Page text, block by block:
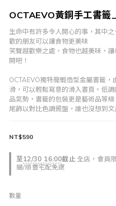
OCTAEVO黃銅手工書籤
生命中有許多令人開心的事，其中
歡的朋友可以讓食物更美味
笑聲越歡樂之處，食物也越美味，
開吧！
OCTAEVO獨特龍蝦造型金屬書籤
滑，可以輕鬆寫意的滑入書頁。低
品氣勢，書籤的包裝更是藝術品等
尾飾以對比色調擺盤，誰也沒想到
至12/30 16:00截止 全店，會員
貓/順豐宅配免運
NT$590
數量